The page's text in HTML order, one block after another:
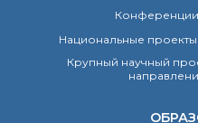
Конференции
Национальные
Крупный научный